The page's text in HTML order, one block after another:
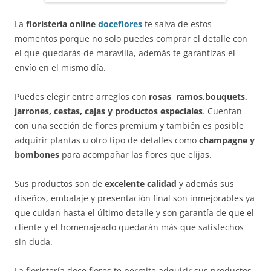
La floristería online doceflores te salva de estos
momentos porque no solo puedes comprar el detalle con
el que quedarás de maravilla, además te garantizas el
envío en el mismo día.
Puedes elegir entre arreglos con rosas, ramos,bouquets,
jarrones, cestas, cajas y productos especiales. Cuentan
con una sección de flores premium y también es posible
adquirir plantas u otro tipo de detalles como champagne y
bombones para acompañar las flores que elijas.
Sus productos son de excelente calidad y además sus
diseños, embalaje y presentación final son inmejorables ya
que cuidan hasta el último detalle y son garantía de que el
cliente y el homenajeado quedarán más que satisfechos
sin duda.